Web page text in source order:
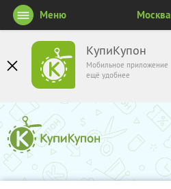
КупиКупон
Мобильное приложение
ещё удобнее
Меню Москва